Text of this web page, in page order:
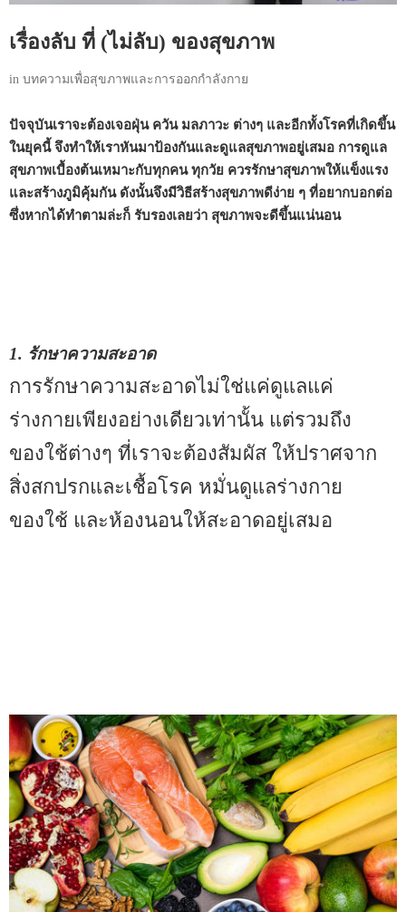
เรื่องลับ ที่ (ไม่ลับ) ของสุขภาพ
in บทความเพื่อสุขภาพและการออกกำลังกาย
ปัจจุบันเราจะต้องเจอฝุ่น ควัน มลภาวะ ต่างๆ และอีกทั้งโรคที่เกิดขึ้น
ในยุคนี้ จึงทำให้เราหันมาป้องกันและดูแลสุขภาพอยู่เสมอ การดูแล
สุขภาพเบื้องต้นเหมาะกับทุกคน ทุกวัย ควรรักษาสุขภาพให้แข็งแรง
และสร้างภูมิคุ้มกัน ดังนั้นจึงมีวิธีสร้างสุขภาพดีง่าย ๆ ที่อยากบอกต่อ
ซึ่งหากได้ทำตามล่ะก็ รับรองเลยว่า สุขภาพจะดีขึ้นแน่นอน
1. รักษาความสะอาด
การรักษาความสะอาดไม่ใช่แค่ดูแลแค่
ร่างกายเพียงอย่างเดียวเท่านั้น แต่รวมถึง
ของใช้ต่างๆ ที่เราจะต้องสัมผัส ให้ปราศจาก
สิ่งสกปรกและเชื้อโรค หมั่นดูแลร่างกาย
ของใช้ และห้องนอนให้สะอาดอยู่เสมอ